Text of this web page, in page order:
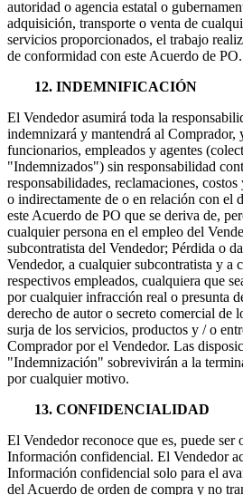
autoridad o agencia estatal o
adquisición, transporte o venta de
servicios proporcionados, el trabajo
de conformidad con este Acuerdo de PO.
12. INDEMNIFICACIÓN
El Vendedor asumirá toda la
indemnizará y mantendrá al Comprador,
funcionarios, empleados y agentes
"Indemnizados") sin responsabilidad
responsabilidades, reclamaciones,
o indirectamente de o en relación con el
este Acuerdo de PO que se deriva de,
cualquier persona en el empleo del
subcontratista del Vendedor; Pérdida o
Vendedor, a cualquier subcontratista y a
respectivos empleados, cualquiera que
por cualquier infracción real o presunta
derecho de autor o secreto comercial de
surja de los servicios, productos y / o
Comprador por el Vendedor. Las
"Indemnización" sobrevivirán a la
por cualquier motivo.
13. CONFIDENCIALIDAD
El Vendedor reconoce que es, puede ser
Información confidencial. El Vendedor
Información confidencial solo para el
del Acuerdo de orden de compra y no